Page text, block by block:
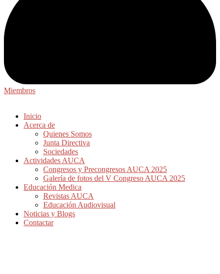
Miembros
Inicio
Acerca de
Quienes Somos
Junta Directiva
Sociedades
Actividades AUCA
Congresos y Precongresos AUCA 2025
Galería de fotos del V Congreso AUCA 2025
Educación Medica
Revistas AUCA
Educación Audiovisual
Noticias y Blogs
Contactar